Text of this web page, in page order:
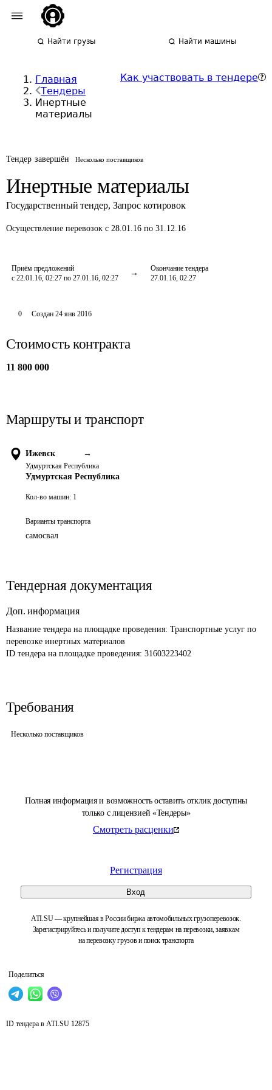
Найти грузы Найти машины
Главная
Тендеры
Инертные
материалы
Как участвовать в тендере
Тендер завершён Несколько поставщиков
Инертные материалы
Государственный тендер, Запрос котировок
Осуществление перевозок с 28.01.16 по 31.12.16
Приём предложений
с 22.01.16, 02:27 по 27.01.16, 02:27
Окончание тендера
27.01.16, 02:27
Полная информация и возможность оставить отклик доступны
только с лицензией «Тендеры»
Смотреть расценки
Регистрация
Вход
ATI.SU — крупнейшая в России биржа автомобильных грузоперевозок.
Зарегистрируйтесь и получите доступ к тендерам на перевозки, заявкам
на перевозку грузов и поиск транспорта
Поделиться
0 Создан 24 янв 2016
Стоимость контракта
11 800 000
Маршруты и транспорт
Ижевск →
Удмуртская Республика
Удмуртская Республика
Кол-во машин: 1
Варианты транспорта
самосвал
Тендерная документация
Доп. информация
Название тендера на площадке проведения: Транспортные услуг по
перевозке инертных материалов
ID тендера на площадке проведения: 31603223402
Требования
Несколько поставщиков
ID тендера в ATI.SU 12875